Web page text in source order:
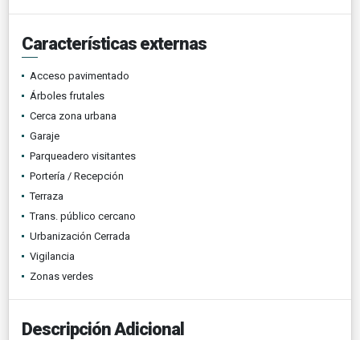
Características externas
Acceso pavimentado
Árboles frutales
Cerca zona urbana
Garaje
Parqueadero visitantes
Portería / Recepción
Terraza
Trans. público cercano
Urbanización Cerrada
Vigilancia
Zonas verdes
Descripción Adicional